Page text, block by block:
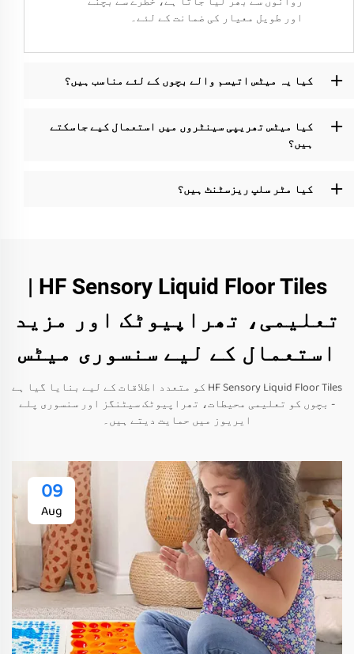
اور طویل معیار کی ضمانت کے لئے۔
کیا یہ میٹس اتیسم والے بچوں کے لئے مناسب ہیں؟
کیا میٹس تھریپی سینٹروں میں استعمال کیے جاسکتے
ہیں؟
کیا مٹر سلپ ریزسٹنٹ ہیں؟
HF Sensory Liquid Floor Tiles |
تعلیمی، تھراپیوٹک اور مزید
استعمال کے لیے سنسوری میٹس
HF Sensory Liquid Floor Tiles کو متعدد اطلاقات کے لیے بنایا گیا ہے
- بچوں کو تعلیمی محیطات، تھراپیوٹک سیٹنگز اور سنسوری پلے
ایریوز میں حمایت دیتے ہیں۔
09
Aug